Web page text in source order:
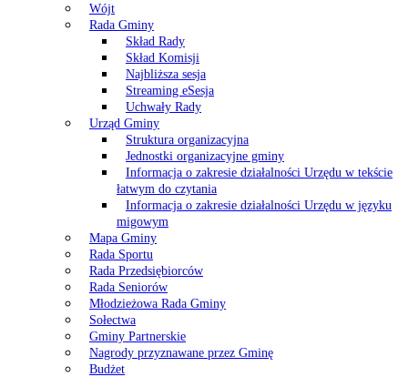
Wójt
Rada Gminy
Skład Rady
Skład Komisji
Najbliższa sesja
Streaming eSesja
Uchwały Rady
Urząd Gminy
Struktura organizacyjna
Jednostki organizacyjne gminy
Informacja o zakresie działalności Urzędu w tekście
łatwym do czytania
Informacja o zakresie działalności Urzędu w języku
migowym
Mapa Gminy
Rada Sportu
Rada Przedsiębiorców
Rada Seniorów
Młodzieżowa Rada Gminy
Sołectwa
Gminy Partnerskie
Nagrody przyznawane przez Gminę
Budżet